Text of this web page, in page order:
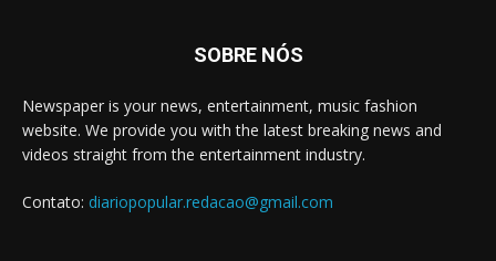
SOBRE NÓS
Newspaper is your news, entertainment, music fashion
website. We provide you with the latest breaking news and
videos straight from the entertainment industry.
Contato: diariopopular.redacao@gmail.com